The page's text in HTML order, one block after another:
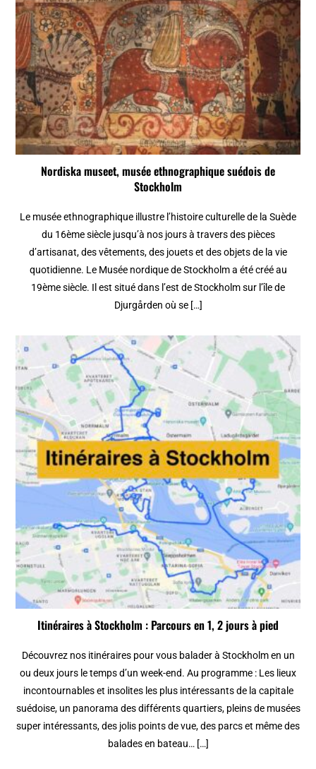
Nordiska museet, musée ethnographique suédois de
Stockholm
Le musée ethnographique illustre l’histoire culturelle de la Suède
du 16ème siècle jusqu’à nos jours à travers des pièces
d’artisanat, des vêtements, des jouets et des objets de la vie
quotidienne. Le Musée nordique de Stockholm a été créé au
19ème siècle. Il est situé dans l’est de Stockholm sur l’île de
Djurgården où se […]
Itinéraires à Stockholm : Parcours en 1, 2 jours à pied
Découvrez nos itinéraires pour vous balader à Stockholm en un
ou deux jours le temps d’un week-end. Au programme : Les lieux
incontournables et insolites les plus intéressants de la capitale
suédoise, un panorama des différents quartiers, pleins de musées
super intéressants, des jolis points de vue, des parcs et même des
balades en bateau… […]